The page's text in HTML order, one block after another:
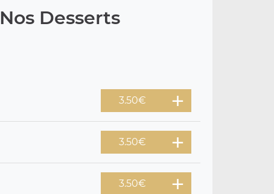
Nos Desserts
3.50€
3.50€
3.50€